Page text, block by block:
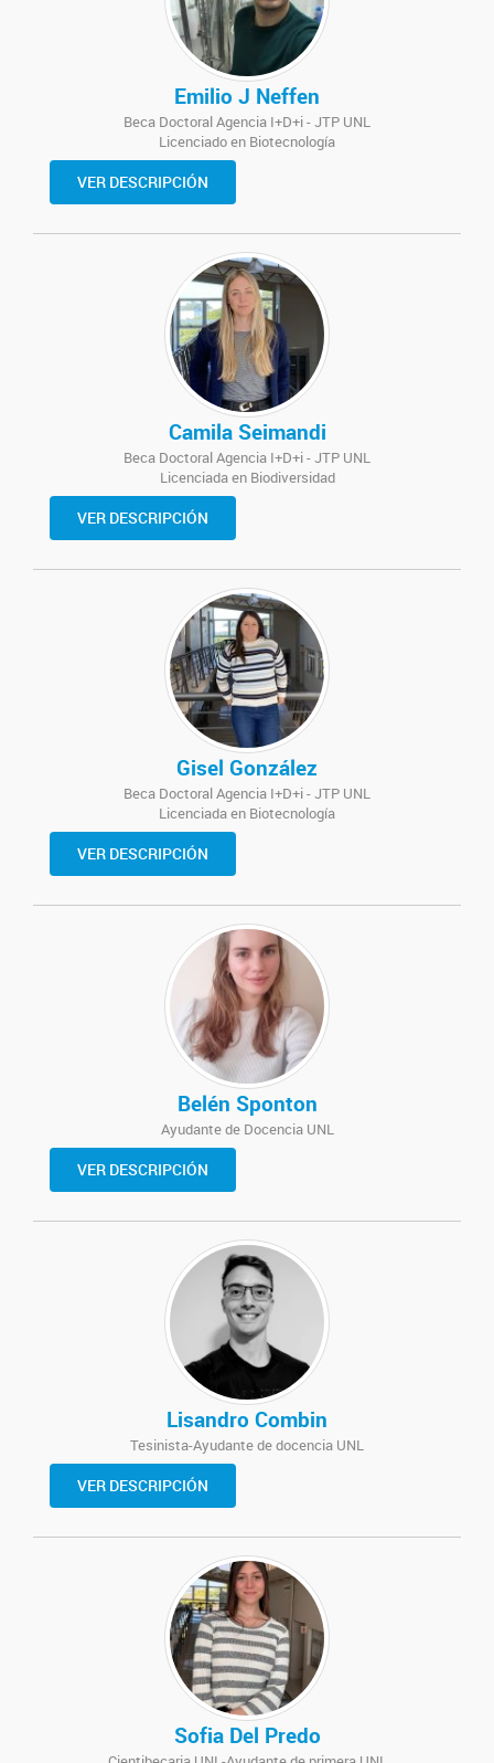
Emilio J Neffen
Beca Doctoral Agencia I+D+i - JTP UNL
Licenciado en Biotecnología
VER DESCRIPCIÓN
Camila Seimandi
Beca Doctoral Agencia I+D+i - JTP UNL
Licenciada en Biodiversidad
VER DESCRIPCIÓN
Gisel González
Beca Doctoral Agencia I+D+i - JTP UNL
Licenciada en Biotecnología
VER DESCRIPCIÓN
Belén Sponton
Ayudante de Docencia UNL
VER DESCRIPCIÓN
Lisandro Combin
Tesinista-Ayudante de docencia UNL
VER DESCRIPCIÓN
Sofia Del Predo